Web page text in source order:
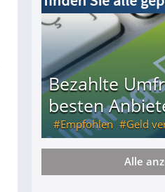
Bezahlte
besten
Empfohlen Geld
Alle